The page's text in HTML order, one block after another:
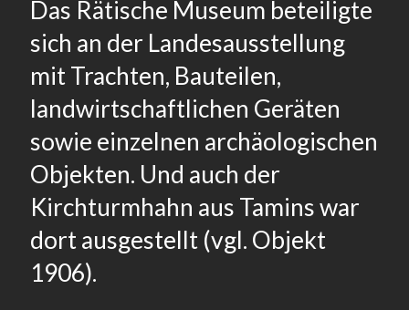
Das Rätische Museum beteiligte
sich an der Landesausstellung
mit Trachten, Bauteilen,
landwirtschaftlichen Geräten
sowie einzelnen archäologischen
Objekten. Und auch der
Kirchturmhahn aus Tamins war
dort ausgestellt (vgl. Objekt
1906).